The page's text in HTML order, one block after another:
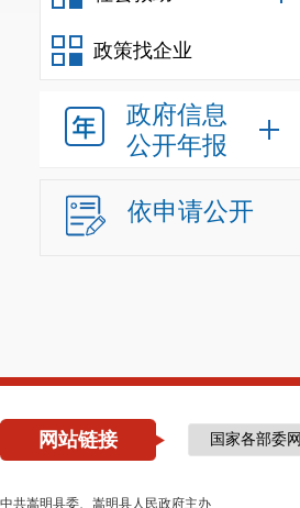
政策找企业
政府信息
公开年报
依申请公开
网站链接
中共嵩明县委、嵩明县人民政府主办